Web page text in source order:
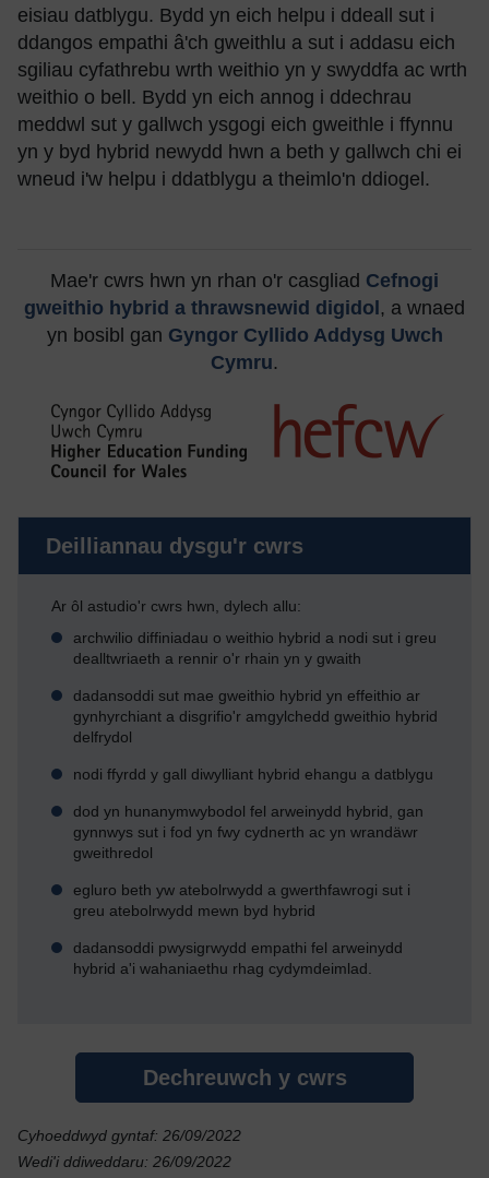
eisiau datblygu. Bydd yn eich helpu i ddeall sut i
ddangos empathi â'ch gweithlu a sut i addasu eich
sgiliau cyfathrebu wrth weithio yn y swyddfa ac wrth
weithio o bell. Bydd yn eich annog i ddechrau
meddwl sut y gallwch ysgogi eich gweithle i ffynnu
yn y byd hybrid newydd hwn a beth y gallwch chi ei
wneud i'w helpu i ddatblygu a theimlo'n ddiogel.
Mae'r cwrs hwn yn rhan o'r casgliad Cefnogi
gweithio hybrid a thrawsnewid digidol, a wnaed
yn bosibl gan Gyngor Cyllido Addysg Uwch
Cymru.
Deilliannau dysgu'r cwrs
Ar ôl astudio'r cwrs hwn, dylech allu:
archwilio diffiniadau o weithio hybrid a nodi sut i greu
dealltwriaeth a rennir o'r rhain yn y gwaith
dadansoddi sut mae gweithio hybrid yn effeithio ar
gynhyrchiant a disgrifio'r amgylchedd gweithio hybrid
delfrydol
nodi ffyrdd y gall diwylliant hybrid ehangu a datblygu
dod yn hunanymwybodol fel arweinydd hybrid, gan
gynnwys sut i fod yn fwy cydnerth ac yn wrandäwr
gweithredol
egluro beth yw atebolrwydd a gwerthfawrogi sut i
greu atebolrwydd mewn byd hybrid
dadansoddi pwysigrwydd empathi fel arweinydd
hybrid a'i wahaniaethu rhag cydymdeimlad.
Dechreuwch y cwrs
Cyhoeddwyd gyntaf: 26/09/2022
Wedi'i ddiweddaru: 26/09/2022